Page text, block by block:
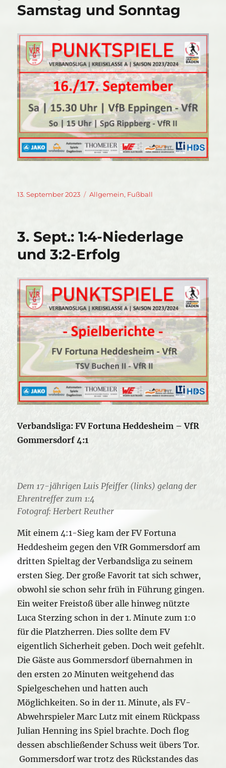
Samstag und Sonntag
Veröffentlicht
13. September 2023 Kategorien
Allgemein, Fußball
3. Sept.: 1:4-Niederlage
und 3:2-Erfolg
Verbandsliga: FV Fortuna Heddesheim – VfR
Gommersdorf 4:1
Dem 17-jährigen Luis Pfeiffer (links) gelang der
Ehrentreffer zum 1:4
Fotograf: Herbert Reuther
Mit einem 4:1-Sieg kam der FV Fortuna
Heddesheim gegen den VfR Gommersdorf am
dritten Spieltag der Verbandsliga zu seinem
ersten Sieg. Der große Favorit tat sich schwer,
obwohl sie schon sehr früh in Führung gingen.
Ein weiter Freistoß über alle hinweg nützte
Luca Sterzing schon in der 1. Minute zum 1:0
für die Platzherren. Dies sollte dem FV
eigentlich Sicherheit geben. Doch weit gefehlt.
Die Gäste aus Gommersdorf übernahmen in
den ersten 20 Minuten weitgehend das
Spielgeschehen und hatten auch
Möglichkeiten. So in der 11. Minute, als FV-
Abwehrspieler Marc Lutz mit einem Rückpass
Julian Henning ins Spiel brachte. Doch flog
dessen abschließender Schuss weit übers Tor.
Gommersdorf war trotz des Rückstandes das